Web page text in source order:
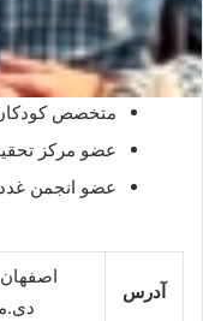
متخصص کودکان
عضو مرکز
عضو انجمن غدد
آدرس